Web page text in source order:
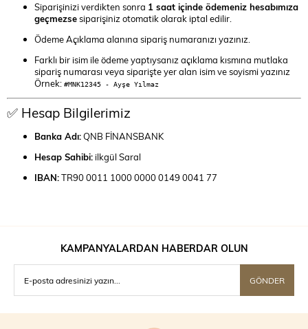
Siparişinizi verdikten sonra 1 saat içinde ödemeniz hesabımıza
geçmezsesiparişiniz otomatik olarak iptal edilir.
Ödeme Açıklama alanına sipariş numaranızı yazınız.
Farklı bir isim ile ödeme yaptıysanız açıklama kısmına mutlaka
sipariş numarası veya siparişte yer alan isim ve soyismi yazınız
Örnek: #MNK12345 - Ayşe Yılmaz
✅ Hesap Bilgilerimiz
Banka Adı:QNB FİNANSBANK
Hesap Sahibi: ilkgül Saral
IBAN:TR90 0011 1000 0000 0149 0041 77
KAMPANYALARDAN HABERDAR OLUN
GÖNDER